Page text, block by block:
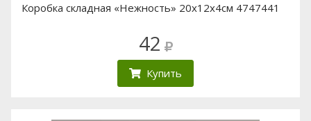
Коробка складная «Нежность» 20х12х4см 4747441
42
Купить